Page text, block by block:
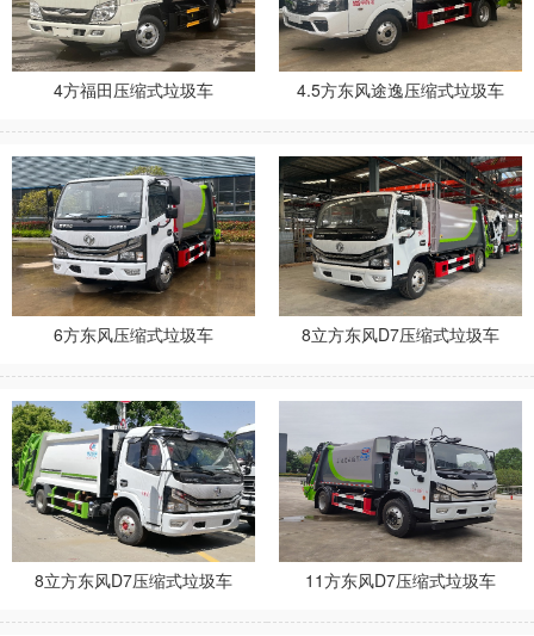
4方福田压缩式垃圾车 4.5方东风途逸压缩式垃圾车
6方东风压缩式垃圾车 8立方东风D7压缩式垃圾车
8立方东风D7压缩式垃圾车 11方东风D7压缩式垃圾车